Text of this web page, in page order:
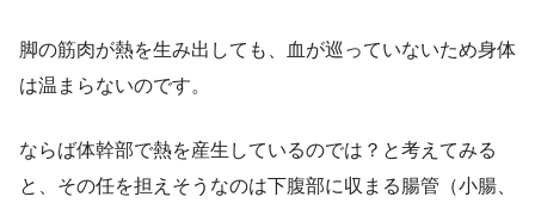
脚の筋肉が熱を生み出しても、血が巡っていないため身体
は温まらないのです。
ならば体幹部で熱を産生しているのでは？と考えてみる
と、その任を担えそうなのは下腹部に収まる腸管（小腸、